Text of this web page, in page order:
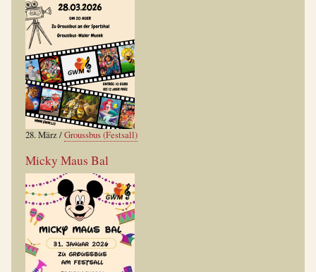
28. März/Groussbus (Festsall)
Micky Maus Bal